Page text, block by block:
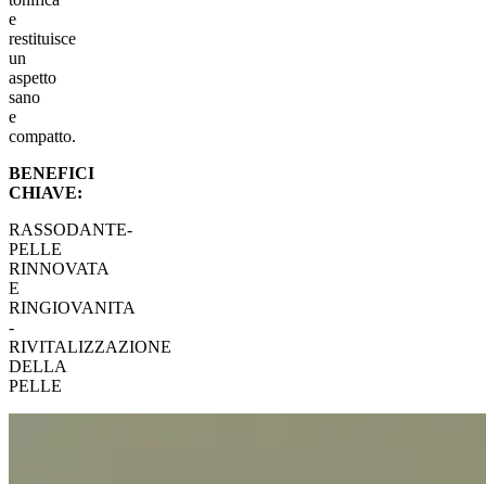
e
restituisce
un
aspetto
sano
e
compatto.
BENEFICI
CHIAVE:
RASSODANTE-
PELLE
RINNOVATA
E
RINGIOVANITA
-
RIVITALIZZAZIONE
DELLA
PELLE